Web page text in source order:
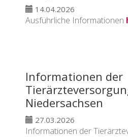
14.04.2026
Ausführliche Informationen
Informationen der
Niedersachsen
27.03.2026
Informationen der